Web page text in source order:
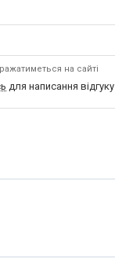
на сайті
для написання відгуку